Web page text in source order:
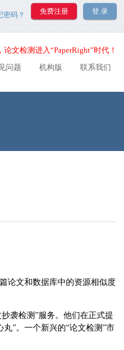
密码？
文检测进入“PaperRight”时代！
问题 机构版 联系我们
论文和数据库中的资源相似度
袭检测”服务。他们在正式提
”。一个新兴的“论文检测”市